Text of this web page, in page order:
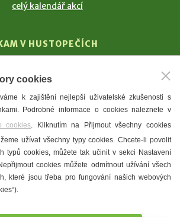
celý kalendář akcí
V HUSTOPEČÍCH
T. G. Masaryk
Mandloně
Ubytování
Restaurace
muzeum a galerie
Denní meníčka
cookies
k zajištění nejlepší uživatelské zkušenosti s
Podrobné informace o cookies naleznete v
cookies. Kliknutím na Přijmout všechny cookies
užívat všechny typy cookies. Chcete-li povolit
typů cookies, můžete tak učinit v sekci Nastavení
cookies můžete odmítnout užívání všech
které jsou třeba pro fungování našich webových